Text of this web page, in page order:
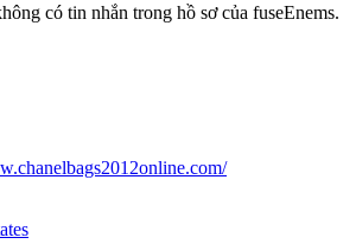
có tin nhắn trong hồ sơ của fuseEnems.